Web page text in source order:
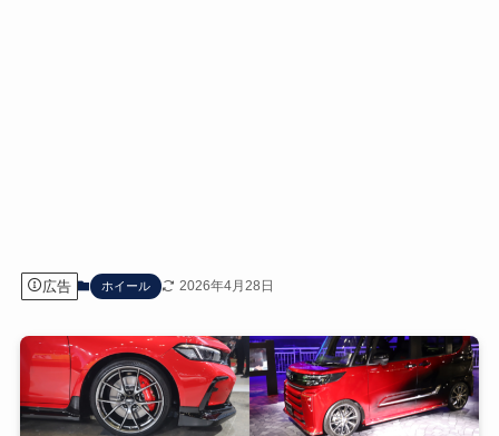
広告 ホイール 2026年4月28日